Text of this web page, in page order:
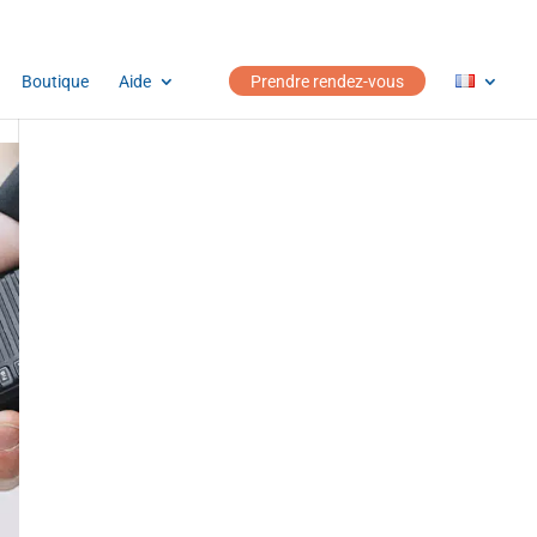
Boutique Aide Prendre rendez-vous